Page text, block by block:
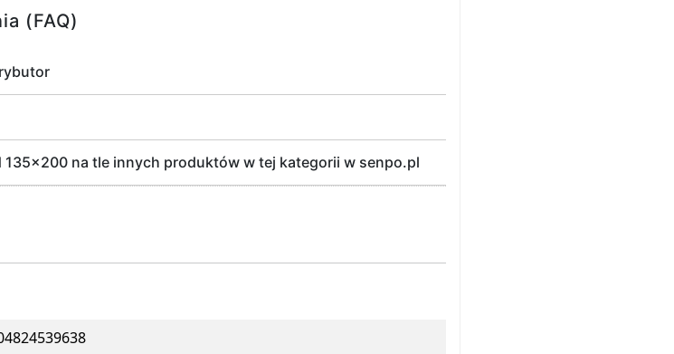
(FAQ)
135x200 na tle innych produktów w tej kategorii w senpo.pl